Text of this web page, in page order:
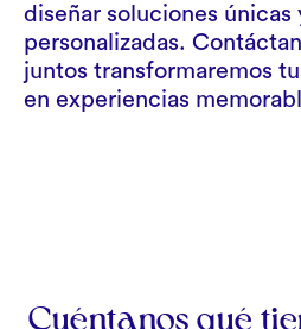
diseñar soluciones únicas
personalizadas.
juntos transformaremos
en experiencias
Cuéntanos qué